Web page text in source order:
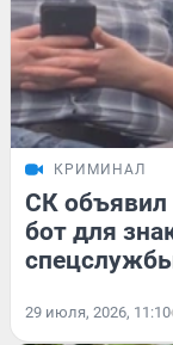
КРИМИНАЛ
СК объявил
бот для
29 июля, 2026, 11:10